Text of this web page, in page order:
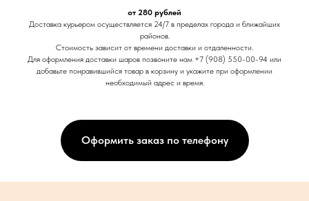
от 280 рублей
Доставка курьером осуществляется 24/7 в пределах города и ближайших
районов.
Стоимость зависит от времени доставки и отдаленности.
Для оформления доставки шаров позвоните нам +7 (908) 550-00-94 или
добавьте понравившийся товар в корзину и укажите при оформлении
необходимый адрес и время.
Оформить заказ по телефону